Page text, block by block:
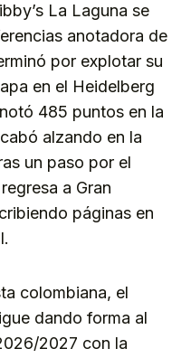
La Laguna se
anotadora de
por explotar su
en el Heidelberg
485 puntos en la
alzando en la
un paso por el
a Gran
páginas en
colombiana, el
dando forma al
2027 con la